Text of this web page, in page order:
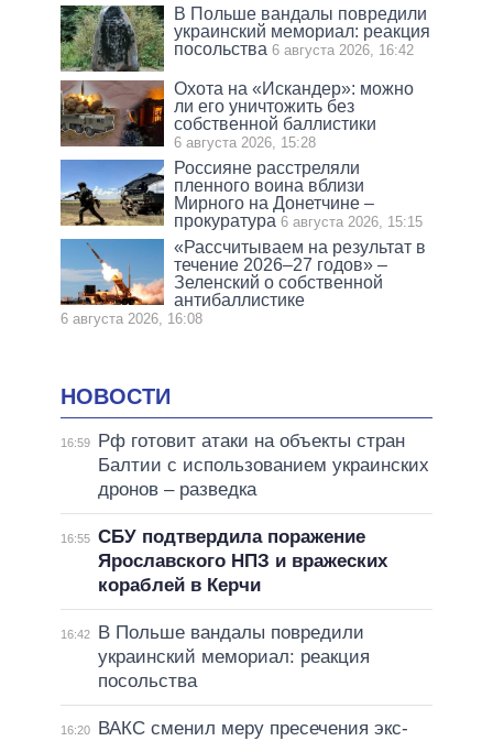
В Польше вандалы повредили
украинский мемориал: реакция
посольства 6 августа 2026, 16:42
Охота на «Искандер»: можно
ли его уничтожить без
собственной баллистики
6 августа 2026, 15:28
Россияне расстреляли
пленного воина вблизи
Мирного на Донетчине –
прокуратура 6 августа 2026, 15:15
«Рассчитываем на результат в
течение 2026–27 годов» –
Зеленский о собственной
антибаллистике
6 августа 2026, 16:08
НОВОСТИ
16:59
Рф готовит атаки на объекты стран
Балтии с использованием украинских
дронов – разведка
16:55 СБУ подтвердила поражение
Ярославского НПЗ и вражеских
кораблей в Керчи
16:42
В Польше вандалы повредили
украинский мемориал: реакция
посольства
16:20
ВАКС сменил меру пресечения экс-